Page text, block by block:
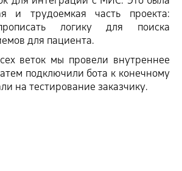
и трудоемкая часть проекта:
логику для поиска
для пациента.
веток мы провели внутреннее
подключили бота к конечному
на тестирование заказчику.